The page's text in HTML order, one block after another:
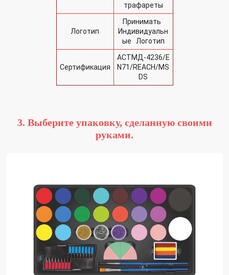
трафареты
Логотип
Принимать
Индивидуальн
ые Логотип
Сертификация
АСТМД-4236/E
N71/REACH/MS
DS
3. Выберите упаковку, сделанную своими
руками.